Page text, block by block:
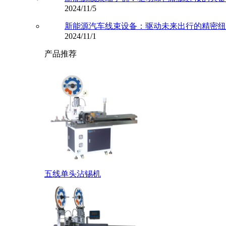
2024/11/5
新能源汽车线束设备：驱动未来出行的精密
2024/11/1
产品推荐
五线单头沾锡机